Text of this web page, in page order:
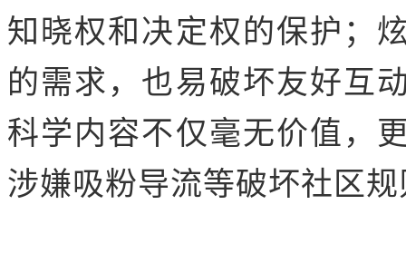
知晓权和决定权的保护；
的需求，也易破坏友好互
科学内容不仅毫无价值，
涉嫌吸粉导流等破坏社区